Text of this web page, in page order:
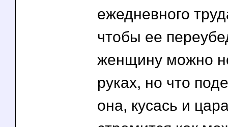
ежедневного
чтобы ее
женщину можно
руках, но что
она, кусась и